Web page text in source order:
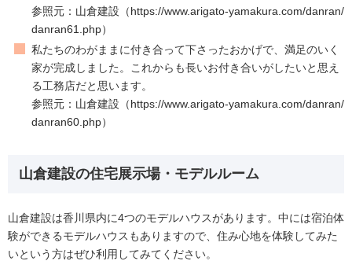
参照元：山倉建設（https://www.arigato-yamakura.com/danran/
danran61.php）
私たちのわがままに付き合って下さったおかげで、満足のいく
家が完成しました。これからも長いお付き合いがしたいと思え
る工務店だと思います。
参照元：山倉建設（https://www.arigato-yamakura.com/danran/
danran60.php）
山倉建設の住宅展示場・モデルルーム
山倉建設は香川県内に4つのモデルハウスがあります。中には宿泊体
験ができるモデルハウスもありますので、住み心地を体験してみた
いという方はぜひ利用してみてください。